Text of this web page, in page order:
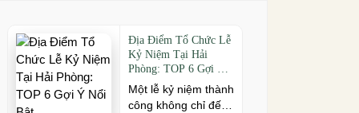
Địa Điểm Tổ Chức Lễ
Kỷ Niệm Tại Hải
Phòng: TOP 6 Gợi Ý
Nổi Bật
Một lễ kỷ niệm thành
công không chỉ đến